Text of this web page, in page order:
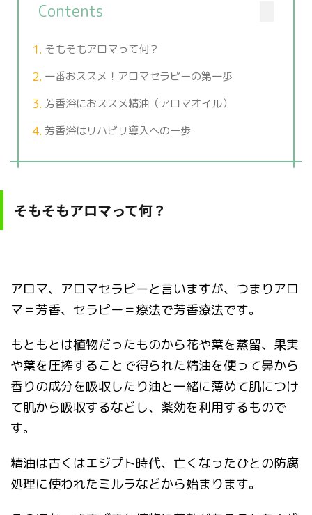
Contents
そもそもアロマって何？
一番おススメ！アロマセラピーの第一歩
芳香浴におススメ精油（アロマオイル）
芳香浴はリハビリ導入への一歩
そもそもアロマって何？
アロマ、アロマセラピーと言いますが、つまりアロ
マ＝芳香、セラピー＝療法で芳香療法です。
もともとは植物だったものから花や葉を蒸留、果実
や葉を圧搾することで得られた精油を使って鼻から
香りの成分を吸収したり油と一緒に薄めて肌につけ
て肌から吸収するなどし、薬効を利用するもので
す。
精油は古くはエジプト時代、亡くなったひとの防腐
処理に使われたミルラなどから始まります。